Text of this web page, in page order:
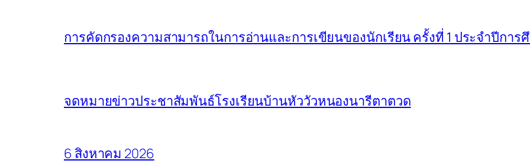
การคัดกรองความสามารถในการอ่านและการเขียนของนักเรียน ครั้งที่ 1 ประจำปีการ
จดหมายข่าวประชาสัมพันธ์โรงเรียนบ้านหัววัวหนองนารีตาตวด
6 สิงหาคม 2026